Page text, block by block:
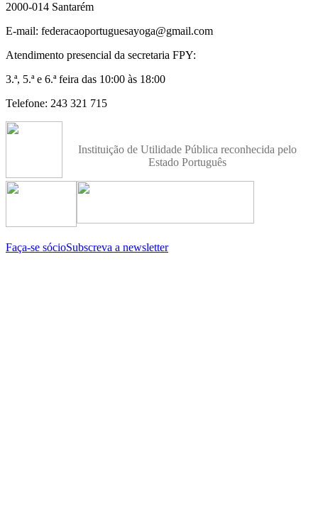
2000-014 Santarém
E-mail: federacaoportuguesayoga@gmail.com
Atendimento presencial da secretaria FPY:
3.ª, 5.ª e 6.ª feira das 10:00 às 18:00
Telefone: 243 321 715
Instituição de Utilidade Pública reconhecida pelo
Estado Português
Faça-se sócioSubscreva a newsletter